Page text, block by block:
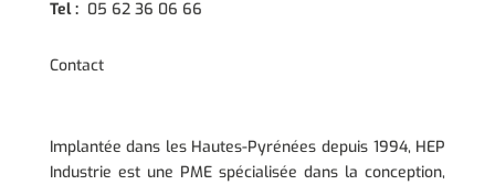
Tel : 05 62 36 06 66
Contact
Implantée dans les Hautes-Pyrénées depuis 1994, HEP
Industrie est une PME spécialisée dans la conception,